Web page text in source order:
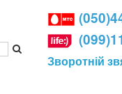
Зворотній